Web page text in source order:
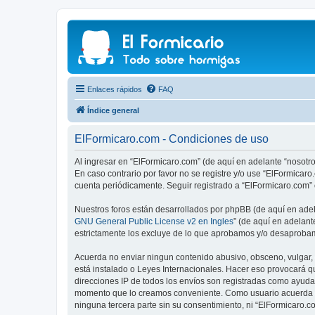
Enlaces rápidos FAQ
Índice general
ElFormicaro.com - Condiciones de uso
Al ingresar en “ElFormicaro.com” (de aquí en adelante
En caso contrario por favor no se registre y/o use
cuenta periódicamente. Seguir registrado a
Nuestros foros están desarrollados por phpBB (de aquí en
GNU General Public License v2 en Ingles” (de aquí en
estrictamente los excluye de lo que aprobamos y/o
Acuerda no enviar ningun contenido abusivo, obsceno,
está instalado o Leyes Internacionales. Hacer eso provocará
direcciones IP de todos los envíos son registradas como
momento que lo creamos conveniente. Como usuario
ninguna tercera parte sin su consentimiento, ni